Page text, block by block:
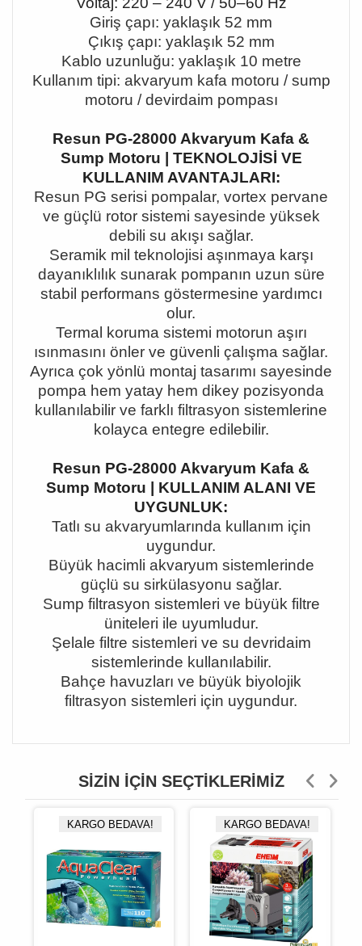
Giriş çapı: yaklaşık 52 mm
Çıkış çapı: yaklaşık 52 mm
Kablo uzunluğu: yaklaşık 10 metre
Kullanım tipi: akvaryum kafa motoru / sump
motoru / devirdaim pompası
Resun PG-28000 Akvaryum Kafa &
Sump Motoru | TEKNOLOJİSİ VE
KULLANIM AVANTAJLARI:
Resun PG serisi pompalar, vortex pervane
ve güç ü rotor sistemi sayesinde yüksek
debili su akışı sağ lar.
Seramik mil teknolojisi aşınmaya karşı
dayanıkl ı ık sunarak pompanın uzun süre
stabil performans göstermesine yardımcı
olur.
Termal koruma sistemi motorun aşırı
ısınmasını önler ve güvenli çal ışma sağ lar.
Ayrıca çok yönl ü montaj tasarımı sayesinde
pompa hem yatay hem dikey pozisyonda
kullanı labilir ve farkl ı filtrasyon sistemlerine
kolayca entegre edilebilir.
Resun PG-28000 Akvaryum Kafa &
Sump Motoru | KULLANIM ALANI VE
UYGUNLUK:
Tatl ı su akvaryumlarında kullanım için
uygundur.
Büyük hacimli akvaryum sistemlerinde
güç ü su sirkü lasyonu sağ lar.
Sump filtrasyon sistemleri ve büyük filtre
üniteleri ile uyumludur.
Şelale filtre sistemleri ve su devridaim
sistemlerinde kullanı labilir.
Bahçe havuzları ve büyük biyolojik
filtrasyon sistemleri için uygundur.
SIZIN İÇIN SEÇTIKLERIMIZ
KARGO BEDAVA! KARGO BEDAVA!